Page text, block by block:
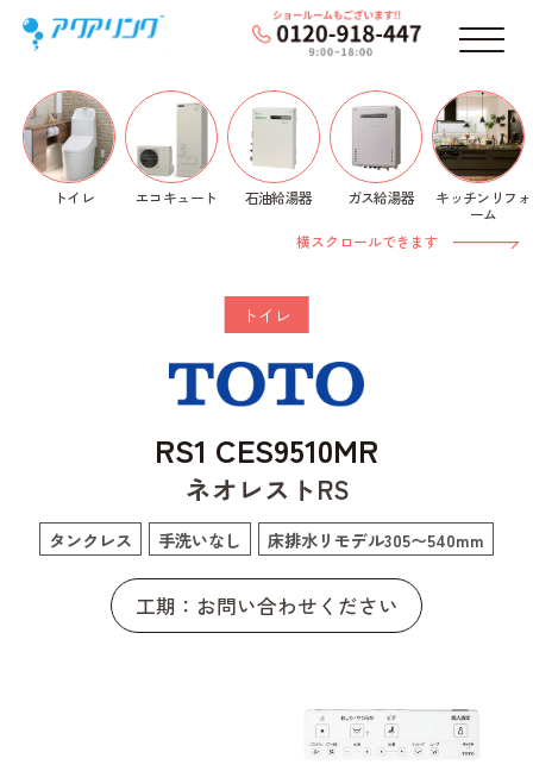
メニ
トイレ エコキュート 石油給湯器 ガス給湯器
キッチンリフォ
ーム
横スクロールできます
ホーム > トイレ>TOTO>ネオレストRS> RS1
トイレ
RS1 CES9510MR
ネオレストRS
タンクレス 手洗いなし 床排水リモデル305〜540mm
工期：お問い合わせください